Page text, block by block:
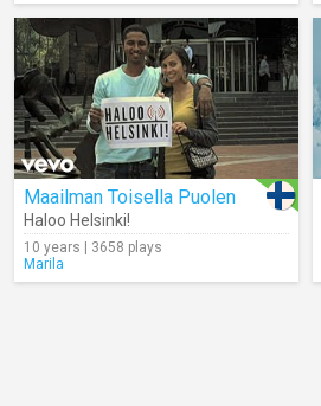
Maailman Toisella Puolen
Haloo Helsinki!
10 years | 3658 plays
Marila